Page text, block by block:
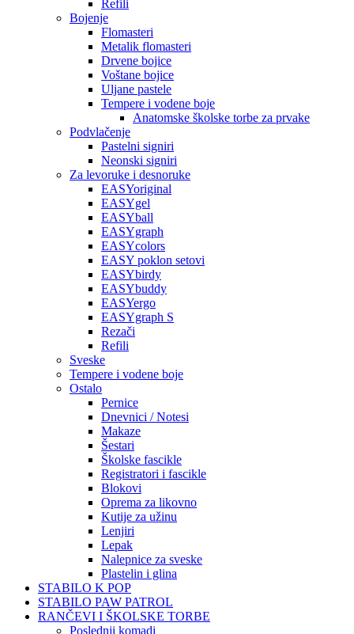
Refili
Bojenje
Flomasteri
Metalik flomasteri
Drvene bojice
Voštane bojice
Uljane pastele
Tempere i vodene boje
Anatomske školske torbe za prvake
Podvlačenje
Pastelni signiri
Neonski signiri
Za levoruke i desnoruke
EASYoriginal
EASYgel
EASYball
EASYgraph
EASYcolors
EASY poklon setovi
EASYbirdy
EASYbuddy
EASYergo
EASYgraph S
Rezači
Refili
Sveske
Tempere i vodene boje
Ostalo
Pernice
Dnevnici / Notesi
Makaze
Šestari
Školske fascikle
Registratori i fascikle
Blokovi
Oprema za likovno
Kutije za užinu
Lenjiri
Lepak
Nalepnice za sveske
Plastelin i glina
STABILO K POP
STABILO PAW PATROL
RANČEVI I ŠKOLSKE TORBE
Poslednji komadi